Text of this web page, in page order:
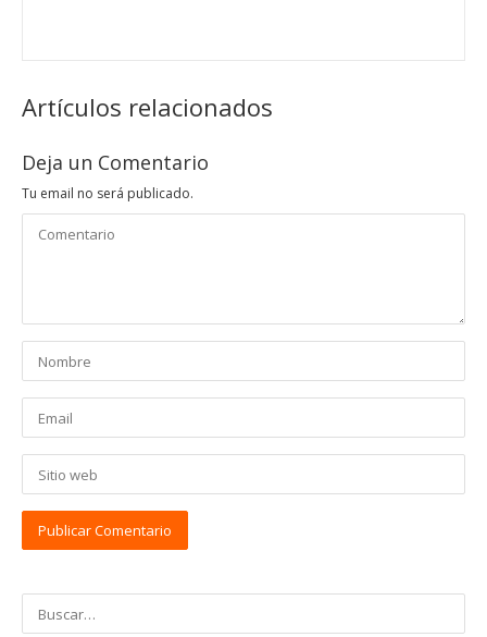
Artículos relacionados
Deja un Comentario
Tu email no será publicado.